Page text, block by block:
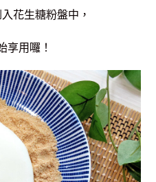
花生糖粉盤中，
享用囉！